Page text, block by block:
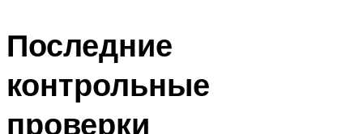
Последние
контрольные
проверки